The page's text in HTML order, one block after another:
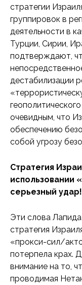
стратегии
группировок в
деятельности в
Турции, Сирии,
подтверждают,
дестабилизации
очевидным, что
обеспечению
собой угрозу
Стратегия
использовании
серьезный удар!
Эти слова
стратегия
«прокси-сил/
потерпела крах.
внимание на то,
проводимая